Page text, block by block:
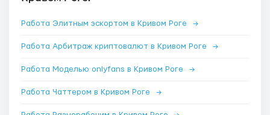
Работа Элитным эскортом в Кривом Роге →
Работа Арбитраж криптовалют в Кривом Роге →
Работа Моделью onlyfans в Кривом Роге →
Работа Чаттером в Кривом Роге →